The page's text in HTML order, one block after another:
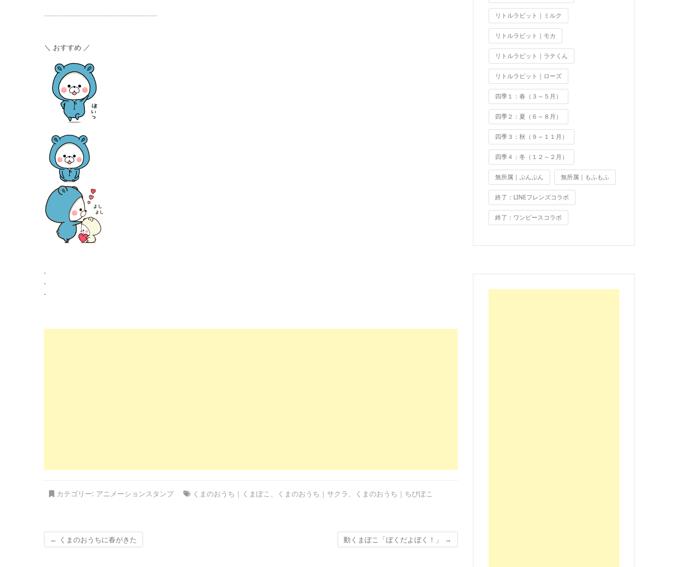
┈┈┈┈┈┈┈┈┈┈┈┈┈┈┈┈
＼ おすすめ ／
.
.
.
カテゴリー: アニメーションスタンプ くまのおうち｜くまぽこ 、 くまのおうち｜サクラ 、 くまのおうち｜ちびぽこ
← くまのおうちに春がきた 動くまぽこ「ぼくだよぼく！」 →
リトルラビット｜ミルク
リトルラビット｜モカ
リトルラビット｜ラテくん
リトルラビット｜ローズ
四季１：春（３～５月）
四季２：夏（６～８月）
四季３：秋（９～１１月）
四季４：冬（１２～２月）
無所属｜ぷんぷん 無所属｜もふもふ
終了：LINEフレンズコラボ
終了：ワンピースコラボ